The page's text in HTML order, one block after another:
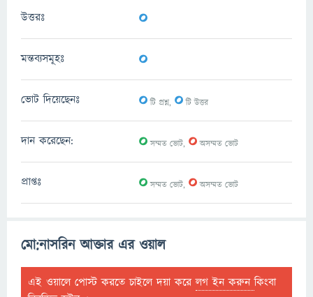
উত্তরঃ 0
মন্তব্যসমূহঃ 0
ভোট দিয়েছেনঃ 0টি প্রশ্ন, 0টি উত্তর
দান করেছেন: 0সম্মত ভোট, 0অসম্মত ভোট
প্রাপ্তঃ 0সম্মত ভোট, 0অসম্মত ভোট
মো:নাসরিন আক্তার এর ওয়াল
এই ওয়ালে পোস্ট করতে চাইলে দয়া করেলগ ইন করুনকিংবা